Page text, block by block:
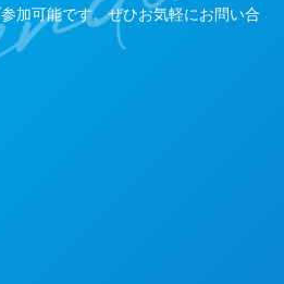
加可能です。ぜひお気軽にお問い合